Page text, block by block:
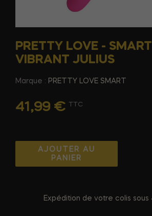
PRETTY LOVE -
VIBRANT JULIUS
Marque : PRETTY LOVE SMART
41,99 € TTC
AJOUTER AU
PANIER
Expédition de votre colis sous